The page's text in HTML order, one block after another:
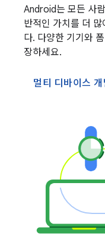
Android는 모든 사
반적인 가치를 더
다. 다양한 기기와
장하세요.
멀티 디바이스 개